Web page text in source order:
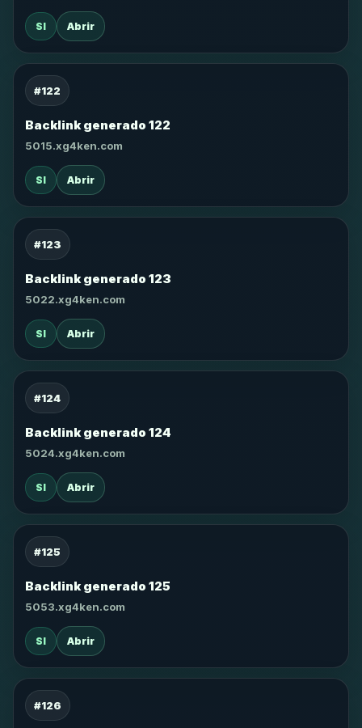
SI Abrir
#122
Backlink generado 122
5015.xg4ken.com
SI Abrir
#123
Backlink generado 123
5022.xg4ken.com
SI Abrir
#124
Backlink generado 124
5024.xg4ken.com
SI Abrir
#125
Backlink generado 125
5053.xg4ken.com
SI Abrir
#126